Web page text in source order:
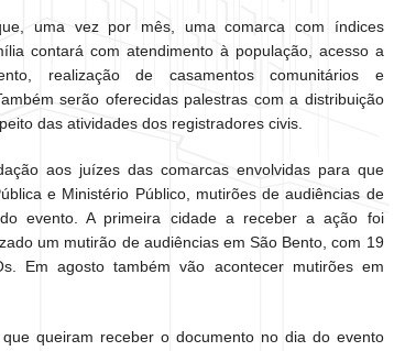
uma vez por mês, uma comarca com índices
contará com atendimento à população, acesso a
realização de casamentos comunitários e
serão oferecidas palestras com a distribuição
das atividades dos registradores civis.
aos juízes das comarcas envolvidas para que
e Ministério Público, mutirões de audiências de
evento. A primeira cidade a receber a ação foi
um mutirão de audiências em São Bento, com 19
Em agosto também vão acontecer mutirões em
queiram receber o documento no dia do evento